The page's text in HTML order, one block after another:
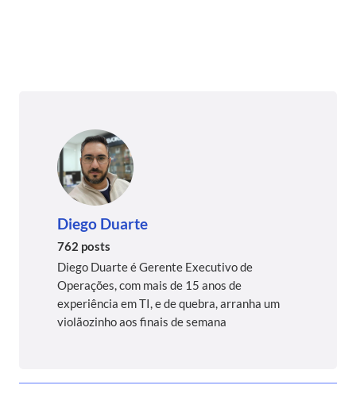
Diego Duarte
762 posts
Diego Duarte é Gerente Executivo de
Operações, com mais de 15 anos de
experiência em TI, e de quebra, arranha um
violãozinho aos finais de semana